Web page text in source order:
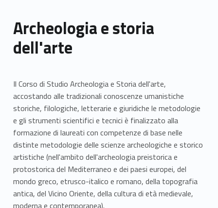
Archeologia e storia
dell'arte
Il Corso di Studio Archeologia e Storia dell'arte,
accostando alle tradizionali conoscenze umanistiche
storiche, filologiche, letterarie e giuridiche le metodologie
e gli strumenti scientifici e tecnici è finalizzato alla
formazione di laureati con competenze di base nelle
distinte metodologie delle scienze archeologiche e storico
artistiche (nell'ambito dell'archeologia preistorica e
protostorica del Mediterraneo e dei paesi europei, del
mondo greco, etrusco-italico e romano, della topografia
antica, del Vicino Oriente, della cultura di età medievale,
moderna e contemporanea).